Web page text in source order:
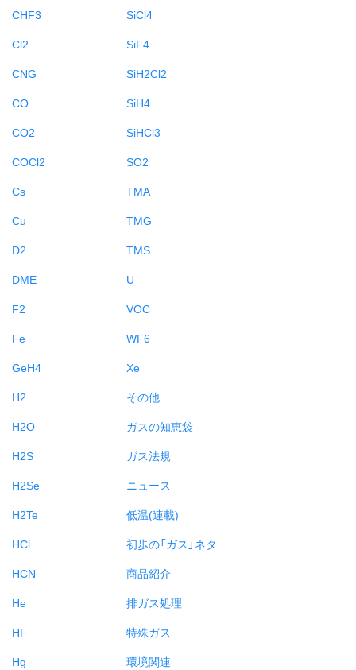
CHF3
Cl2
CNG
CO
CO2
COCl2
Cs
Cu
D2
DME
F2
Fe
GeH4
H2
H2O
H2S
H2Se
H2Te
HCl
HCN
He
HF
Hg
SiCl4
SiF4
SiH2Cl2
SiH4
SiHCl3
SO2
TMA
TMG
TMS
U
VOC
WF6
Xe
その他
ガスの知恵袋
ガス法規
ニュース
低温(連載)
初歩の「ガス」ネタ
商品紹介
排ガス処理
特殊ガス
環境関連